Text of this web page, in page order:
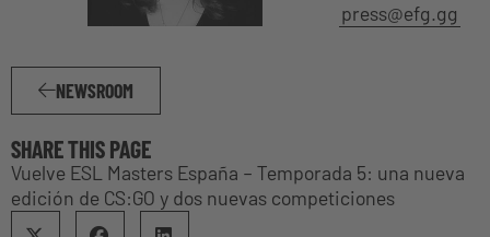
press@efg.gg
NEWSROOM
SHARE THIS PAGE
Vuelve ESL Masters España – Temporada 5: una nueva
edición de CS:GO y dos nuevas competiciones